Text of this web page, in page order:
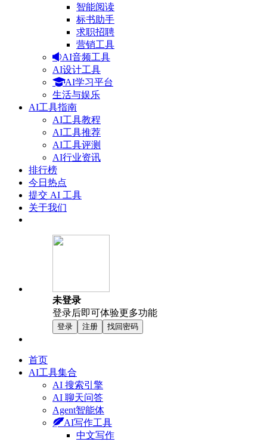
智能阅读
标书助手
求职招聘
营销工具
AI音频工具
AI设计工具
AI学习平台
生活与娱乐
AI工具指南
AI工具教程
AI工具推荐
AI工具评测
AI行业资讯
排行榜
今日热点
提交 AI 工具
关于我们
未登录
登录后即可体验更多功能
登录 注册 找回密码
首页
AI工具集合
AI 搜索引擎
AI 聊天问答
Agent智能体
AI写作工具
中文写作